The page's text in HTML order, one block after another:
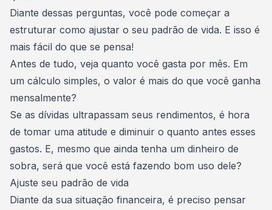
Diante dessas perguntas, você pode começar a
estruturar como ajustar o seu padrão de vida. E isso é
mais fácil do que se pensa!
Antes de tudo, veja quanto você gasta por mês. Em
um cálculo simples, o valor é mais do que você ganha
mensalmente?
Se as dívidas ultrapassam seus rendimentos, é hora
de tomar uma atitude e diminuir o quanto antes esses
gastos. E, mesmo que ainda tenha um dinheiro de
sobra, será que você está fazendo bom uso dele?
Ajuste seu padrão de vida
Diante da sua situação financeira, é preciso pensar